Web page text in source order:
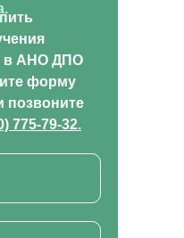
в АНО ДПО
форму
позвоните
775-79-32.